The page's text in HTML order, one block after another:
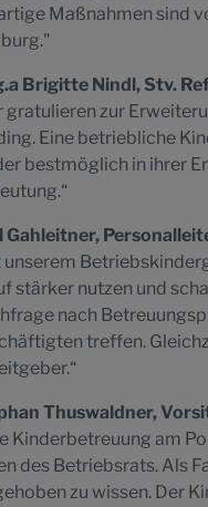
Maßnahmen sind
Brigitte Nindl, Stv.
gratulieren zur
Eine betriebliche
bestmöglich in ihrer
Gahleitner,
unserem
stärker nutzen und
nach
treffen.
Thuswaldner,
Kinderbetreuung am
des Betriebsrats. Als
zu wissen. Der